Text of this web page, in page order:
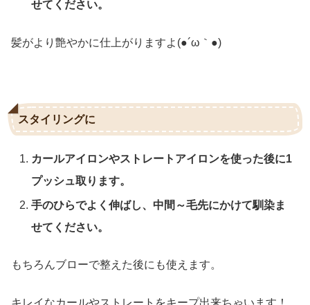
せてください。
髪がより艶やかに仕上がりますよ(●´ω｀●)
スタイリングに
カールアイロンやストレートアイロンを使った後に1
プッシュ取ります。
手のひらでよく伸ばし、中間～毛先にかけて馴染ま
せてください。
もちろんブローで整えた後にも使えます。
キレイなカールやストレートをキープ出来ちゃいます！